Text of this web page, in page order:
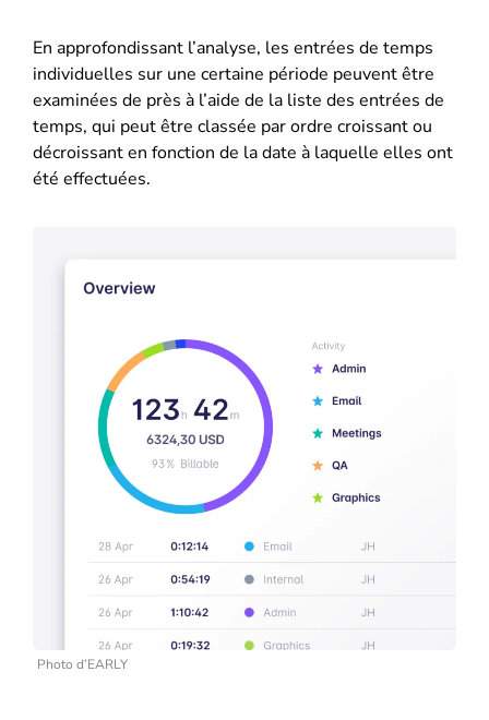
En approfondissant l’analyse, les entrées de temps
individuelles sur une certaine période peuvent être
examinées de près à l’aide de la liste des entrées de
temps, qui peut être classée par ordre croissant ou
décroissant en fonction de la date à laquelle elles ont
été effectuées.
Photo d’EARLY